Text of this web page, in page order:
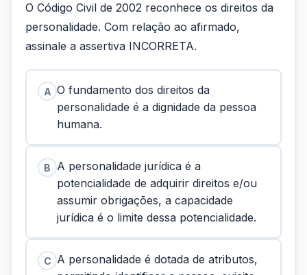
O Código Civil de 2002 reconhece os direitos da
personalidade. Com relação ao afirmado,
assinale a assertiva INCORRETA.
A O fundamento dos direitos da
personalidade é a dignidade da pessoa
humana.
B
A personalidade jurídica é a
potencialidade de adquirir direitos e/ou
assumir obrigações, a capacidade
jurídica é o limite dessa potencialidade.
C A personalidade é dotada de atributos,